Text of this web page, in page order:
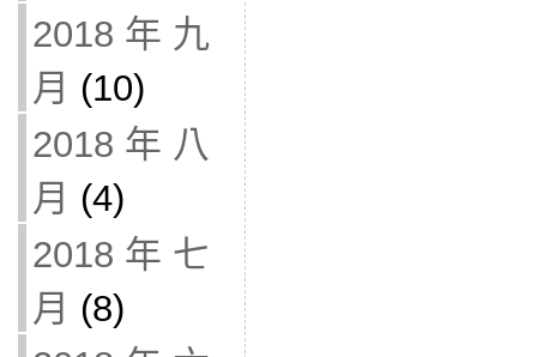
2018 年 九
月 (10)
2018 年 八
月 (4)
2018 年 七
月 (8)